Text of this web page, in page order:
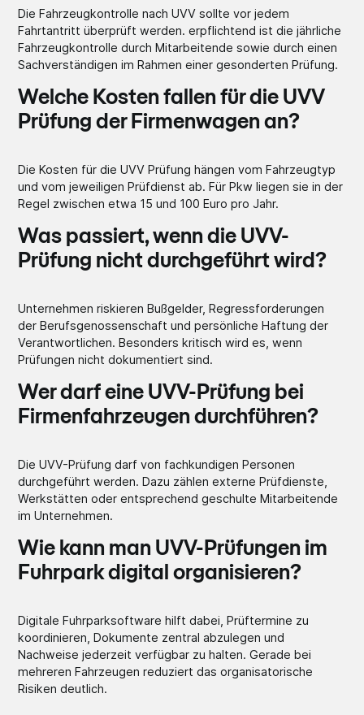
Die Fahrzeugkontrolle nach UVV sollte vor jedem
Fahrtantritt überprüft werden. erpflichtend ist die jährliche
Fahrzeugkontrolle durch Mitarbeitende sowie durch einen
Sachverständigen im Rahmen einer gesonderten Prüfung.
Welche Kosten fallen für die UVV
Prüfung der Firmenwagen an?
Die Kosten für die UVV Prüfung hängen vom Fahrzeugtyp
und vom jeweiligen Prüfdienst ab. Für Pkw liegen sie in der
Regel zwischen etwa 15 und 100 Euro pro Jahr.
Was passiert, wenn die UVV-
Prüfung nicht durchgeführt wird?
Unternehmen riskieren Bußgelder, Regressforderungen
der Berufsgenossenschaft und persönliche Haftung der
Verantwortlichen. Besonders kritisch wird es, wenn
Prüfungen nicht dokumentiert sind.
Wer darf eine UVV-Prüfung bei
Firmenfahrzeugen durchführen?
Die UVV-Prüfung darf von fachkundigen Personen
durchgeführt werden. Dazu zählen externe Prüfdienste,
Werkstätten oder entsprechend geschulte Mitarbeitende
im Unternehmen.
Wie kann man UVV-Prüfungen im
Fuhrpark digital organisieren?
Digitale Fuhrparksoftware hilft dabei, Prüftermine zu
koordinieren, Dokumente zentral abzulegen und
Nachweise jederzeit verfügbar zu halten. Gerade bei
mehreren Fahrzeugen reduziert das organisatorische
Risiken deutlich.